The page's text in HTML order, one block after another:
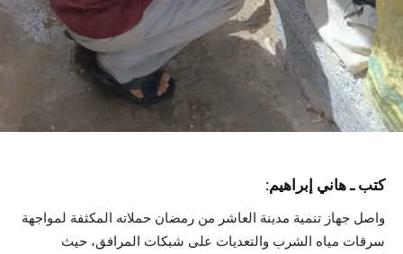
كتب ـ هاني إبراهيم:
واصل جهاز تنمية مدينة العاشر من رمضان حملاته المكثفة لمواجهة
سرقات مياه الشرب والتعديات على شبكات المرافق، حيث